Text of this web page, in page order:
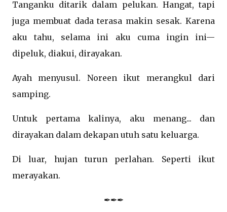
Tanganku ditarik dalam pelukan. Hangat, tapi
juga membuat dada terasa makin sesak. Karena
aku tahu, selama ini aku cuma ingin ini—
dipeluk, diakui, dirayakan.
Ayah menyusul. Noreen ikut merangkul dari
samping.
Untuk pertama kalinya, aku menang... dan
dirayakan dalam dekapan utuh satu keluarga.
Di luar, hujan turun perlahan. Seperti ikut
merayakan.
✒✒✒